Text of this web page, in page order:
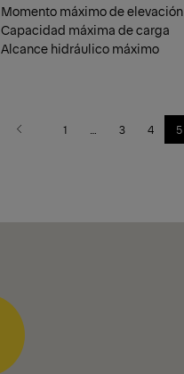
Momento máximo de elevación
Capacidad máxima de carga
Alcance hidráulico máximo
Previous 1 3 4 5